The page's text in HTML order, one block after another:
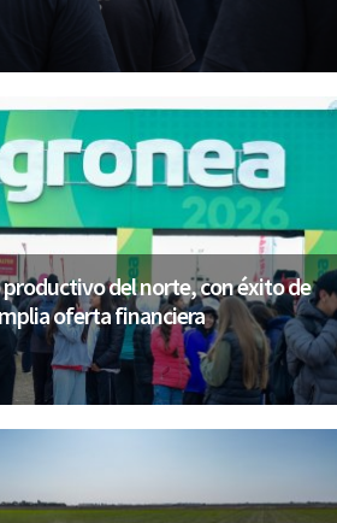
productivo del norte, con éxito de
oferta financiera